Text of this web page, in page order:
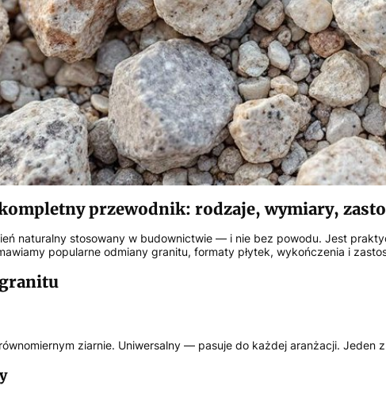
przewodnik: rodzaje, wymiary,
naturalny stosowany w budownictwie — i nie bez powodu. Jest
popularne odmiany granitu, formaty płytek, wykończenia i
ziarnie. Uniwersalny — pasuje do każdej aranżacji.